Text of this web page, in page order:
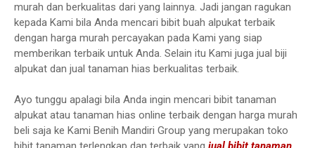
murah dan berkualitas dari yang lainnya. Jadi jangan ragukan
kepada Kami bila Anda mencari bibit buah alpukat terbaik
dengan harga murah percayakan pada Kami yang siap
memberikan terbaik untuk Anda. Selain itu Kami juga jual biji
alpukat dan jual tanaman hias berkualitas terbaik.
Ayo tunggu apalagi bila Anda ingin mencari bibit tanaman
alpukat atau tanaman hias online terbaik dengan harga murah
beli saja ke Kami Benih Mandiri Group yang merupakan toko